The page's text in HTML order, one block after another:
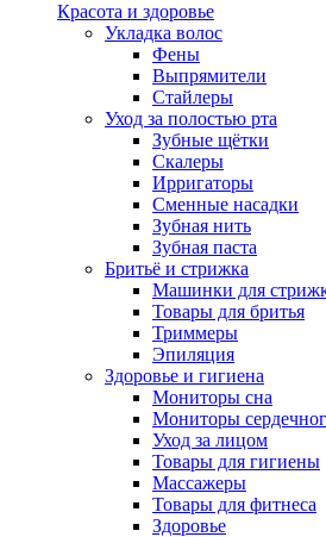
Красота и здоровье
Укладка волос
Фены
Выпрямители
Стайлеры
Уход за полостью рта
Зубные щётки
Скалеры
Ирригаторы
Сменные насадки
Зубная нить
Зубная паста
Бритьё и стрижка
Машинки для
Товары для бритья
Триммеры
Эпиляция
Здоровье и гигиена
Мониторы сна
Мониторы
Уход за лицом
Товары для гигиены
Массажеры
Товары для фитнеса
Здоровье